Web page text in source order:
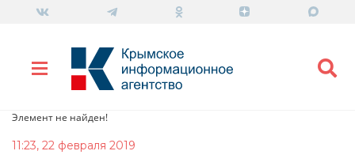
Элемент не найден!
11:23, 22 февраля 2019